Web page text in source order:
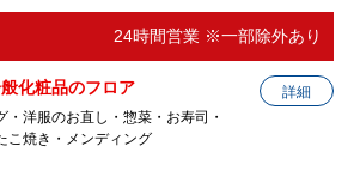
03-5947-6480
http://miurashika.cihp2.jp/
03-3978-4923
http://www.libro.jp/blog/ohizumi/
03-5935-4004
https://www.muji.com/jp/ja/store
ーナー
9:00〜21:00
24時間営業 ※一部除外あり
詳細
化粧品のフロア
・洋服のお直し・惣菜・お寿司・
こ焼き・メンディング